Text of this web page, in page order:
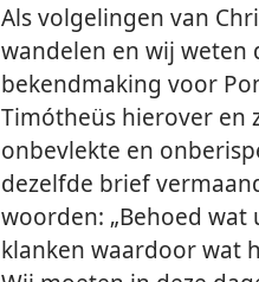
Als volgelingen van
wandelen en wij weten
bekendmaking voor
Timótheüs hierover en
onbevlekte en
dezelfde brief
woorden: „Behoed
klanken waardoor wat